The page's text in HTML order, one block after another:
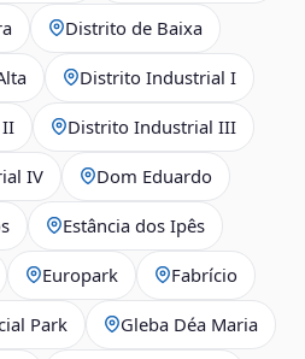
Distrito de Baixa
Distrito Industrial I
Distrito Industrial III
IV Dom Eduardo
Estância dos Ipês
Europark Fabrício
Park Gleba Déa Maria